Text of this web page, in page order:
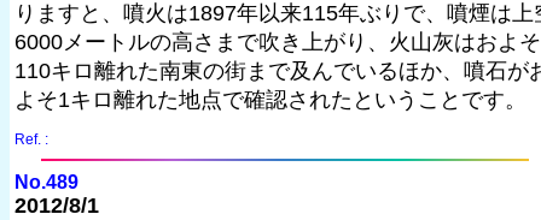
りますと、噴火は1897年以来115年ぶりで、噴煙は上
6000メートルの高さまで吹き上がり、火山灰はおよそ
110キロ離れた南東の街まで及んでいるほか、噴石が
よそ1キロ離れた地点で確認されたということです。
Ref. :
No.489
2012/8/1